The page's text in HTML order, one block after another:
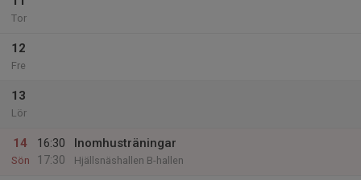
Tor
12
Fre
13
Lör
14
Sön
16:30
17:30
Inomhusträningar
Hjällsnäshallen B-hallen